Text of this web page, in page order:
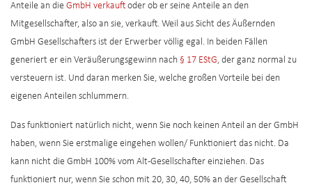
Anteile an die GmbH verkauft oder ob er seine Anteile an den
Mitgesellschafter, also an sie, verkauft. Weil aus Sicht des Äußernden
GmbH Gesellschafters ist der Erwerber völlig egal. In beiden Fällen
generiert er ein Veräußerungsgewinn nach § 17 EStG, der ganz normal zu
versteuern ist. Und daran merken Sie, welche großen Vorteile bei den
eigenen Anteilen schlummern.
Das funktioniert natürlich nicht, wenn Sie noch keinen Anteil an der GmbH
haben, wenn Sie erstmalige eingehen wollen/ Funktioniert das nicht. Da
kann nicht die GmbH 100% vom Alt-Gesellschafter einziehen. Das
funktioniert nur, wenn Sie schon mit 20, 30, 40, 50% an der Gesellschaft